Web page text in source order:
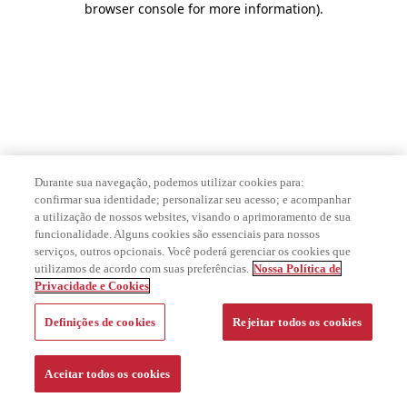
browser console for more information).
Durante sua navegação, podemos utilizar cookies para:
confirmar sua identidade; personalizar seu acesso; e acompanhar
a utilização de nossos websites, visando o aprimoramento de sua
funcionalidade. Alguns cookies são essenciais para nossos
serviços, outros opcionais. Você poderá gerenciar os cookies que
utilizamos de acordo com suas preferências. Nossa Política de
Privacidade e Cookies
Definições de cookies Rejeitar todos os cookies
Aceitar todos os cookies